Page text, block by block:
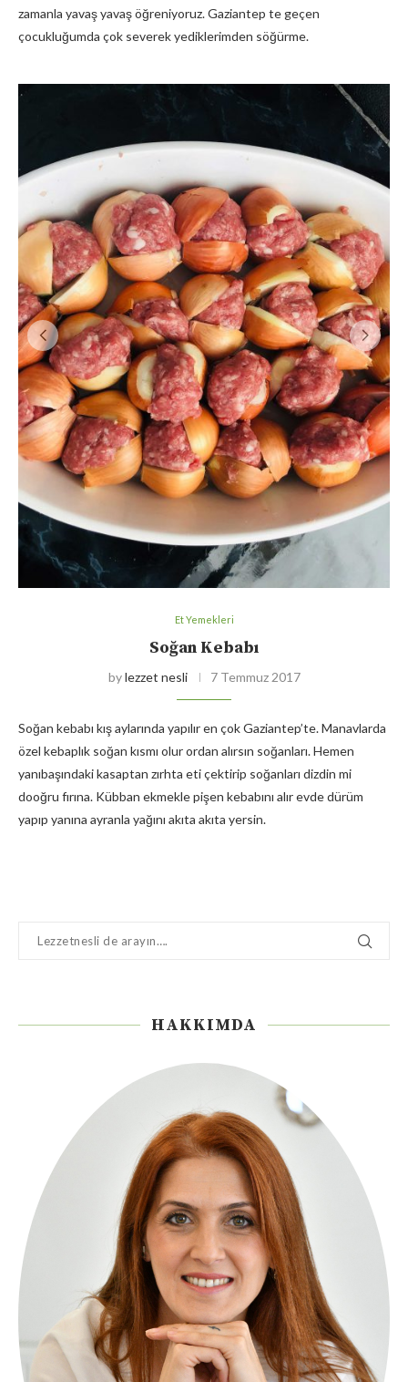
zamanla yavaş yavaş öğreniyoruz. Gaziantep te geçen
çocukluğumda çok severek yediklerimden söğürme.
Et Yemekleri
Soğan Kebabı
bylezzet nesli 7 Temmuz 2017
Soğan kebabı kış aylarında yapılır en çok Gaziantep’te. Manavlarda
özel kebaplık soğan kısmı olur ordan alırsın soğanları. Hemen
yanıbaşındaki kasaptan zırhta eti çektirip soğanları dizdin mi
dooğru fırına. Kübban ekmekle pişen kebabını alır evde dürüm
yapıp yanına ayranla yağını akıta akıta yersin.
HAKKIMDA